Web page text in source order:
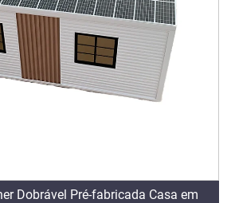
Dobrável Pré-fabricada Casa em